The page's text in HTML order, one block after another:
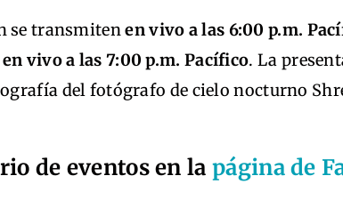
se transmitenen vivo a las 6:00 p.m.
vivo a las 7:00 p.m. Pacífico. La
del fotógrafo de cielo nocturno
de eventos en la página de